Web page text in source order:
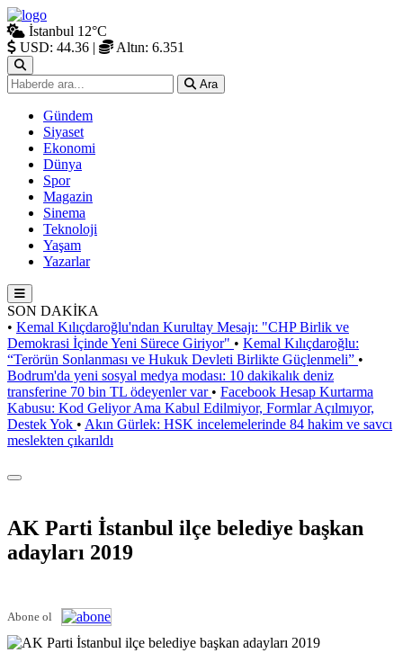
İstanbul 12°C
USD: 44.36 | Altın: 6.351
Ara
Gündem
Siyaset
Ekonomi
Dünya
Spor
Magazin
Sinema
Teknoloji
Yaşam
Yazarlar
SON DAKİKA
• Kemal Kılıçdaroğlu'ndan Kurultay Mesajı: "CHP Birlik ve
Demokrasi İçinde Yeni Sürece Giriyor" • Kemal Kılıçdaroğlu:
“Terörün Sonlanması ve Hukuk Devleti Birlikte Güçlenmeli” •
Bodrum'da yeni sosyal medya modası: 10 dakikalık deniz
transferine 70 bin TL ödeyenler var • Facebook Hesap Kurtarma
Kabusu: Kod Geliyor Ama Kabul Edilmiyor, Formlar Açılmıyor,
Destek Yok • Akın Gürlek: HSK incelemelerinde 84 hakim ve savcı
meslekten çıkarıldı
AK Parti İstanbul ilçe belediye başkan
adayları 2019
Abone ol